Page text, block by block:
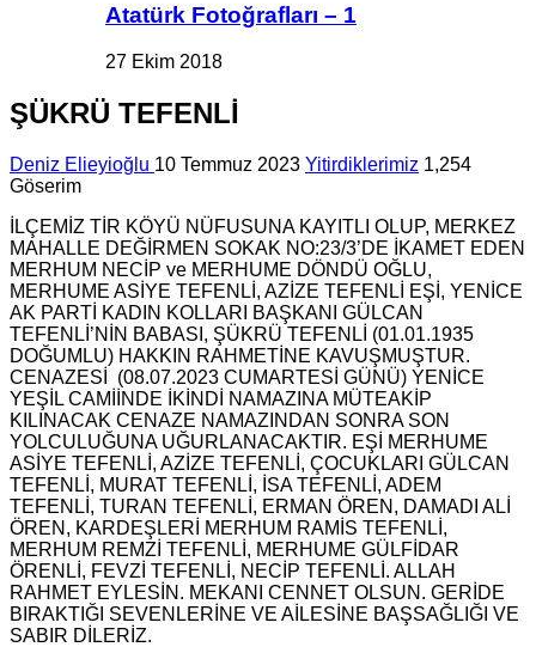
Atatürk Fotoğrafları – 1
27 Ekim 2018
ŞÜKRÜ TEFENLİ
Deniz Elieyioğlu 10 Temmuz 2023 Yitirdiklerimiz 1,254
Göserim
İLÇEMİZ TİR KÖYÜ NÜFUSUNA KAYITLI OLUP, MERKEZ
MAHALLE DEĞİRMEN SOKAK NO:23/3’DE İKAMET EDEN
MERHUM NECİP ve MERHUME DÖNDÜ OĞLU,
MERHUME ASİYE TEFENLİ, AZİZE TEFENLİ EŞİ, YENİCE
AK PARTİ KADIN KOLLARI BAŞKANI GÜLCAN
TEFENLİ’NİN BABASI, ŞÜKRÜ TEFENLİ (01.01.1935
DOĞUMLU) HAKKIN RAHMETİNE KAVUŞMUŞTUR.
CENAZESİ (08.07.2023 CUMARTESİ GÜNÜ) YENİCE
YEŞİL CAMİİNDE İKİNDİ NAMAZINA MÜTEAKİP
KILINACAK CENAZE NAMAZINDAN SONRA SON
YOLCULUĞUNA UĞURLANACAKTIR. EŞİ MERHUME
ASİYE TEFENLİ, AZİZE TEFENLİ, ÇOCUKLARI GÜLCAN
TEFENLİ, MURAT TEFENLİ, İSA TEFENLİ, ADEM
TEFENLİ, TURAN TEFENLİ, ERMAN ÖREN, DAMADI ALİ
ÖREN, KARDEŞLERİ MERHUM RAMİS TEFENLİ,
MERHUM REMZİ TEFENLİ, MERHUME GÜLFİDAR
ÖRENLİ, FEVZİ TEFENLİ, NECİP TEFENLİ. ALLAH
RAHMET EYLESİN. MEKANI CENNET OLSUN. GERİDE
BIRAKTIĞI SEVENLERİNE VE AİLESİNE BAŞSAĞLIĞI VE
SABIR DİLERİZ.